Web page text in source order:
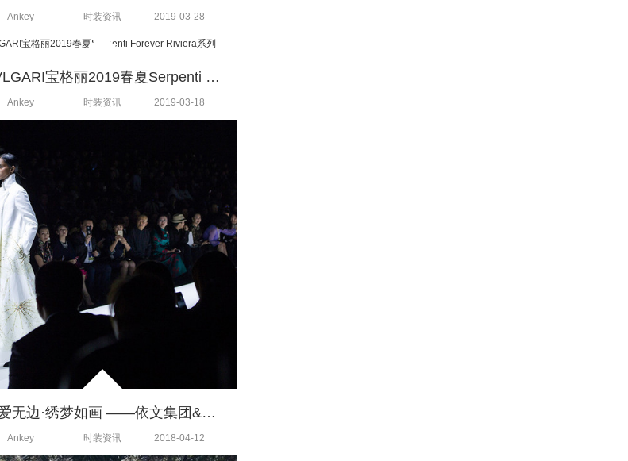
Ankey 时装资讯 2019-03-28
BVLGARI宝格丽2019春夏Serpenti Forever Riviera系列
Ankey 时装资讯 2019-03-18
真爱无边·绣梦如画 ——依文集团&承兴国际联手打造艺术时装
Ankey 时装资讯 2018-04-12